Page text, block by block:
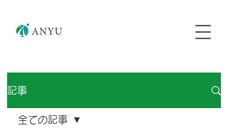
記事
全ての記事